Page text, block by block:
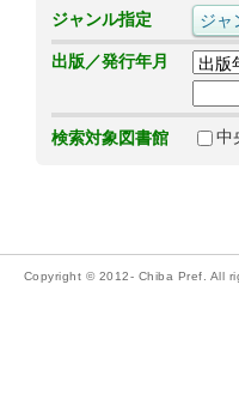
ジャンル指定
出版／発行年月
検索対象図書館 中
Copyright © 2012- Chiba Pref. All